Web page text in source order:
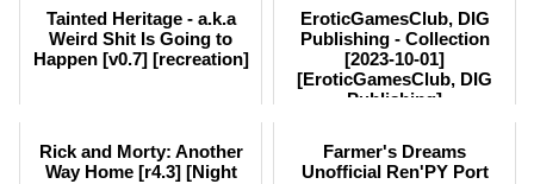
Tainted Heritage - a.k.a
Weird Shit Is Going to
Happen [v0.7] [recreation]
EroticGamesClub, DIG
Publishing - Collection
[2023-10-01]
[EroticGamesClub, DIG
Publishing]
Rick and Morty: Another
Way Home [r4.3] [Night
Farmer's Dreams
Unofficial Ren'PY Port